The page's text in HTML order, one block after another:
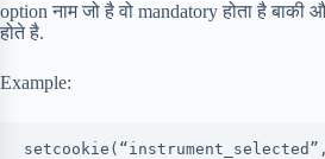
option नाम जो है वो mandatory होता है बाकी
होते है.
Example: